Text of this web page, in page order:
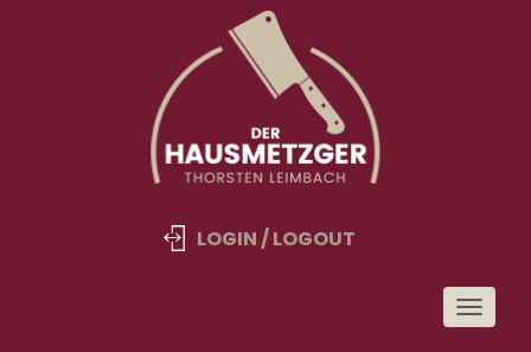
LOGIN / LOGOUT
Toggle